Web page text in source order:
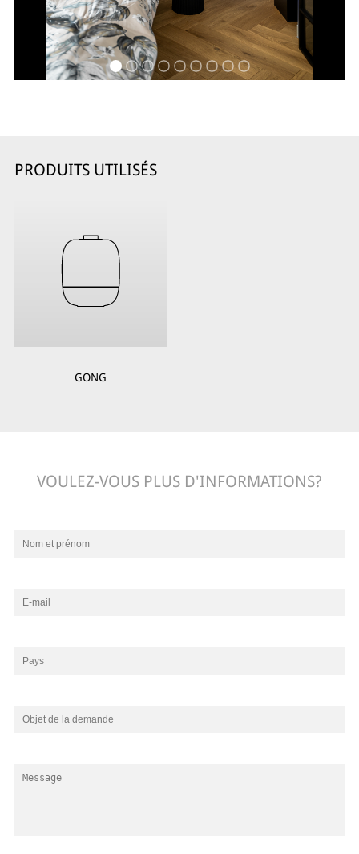
PRODUITS UTILISÉS
GONG
VOULEZ-VOUS PLUS D'INFORMATIONS?